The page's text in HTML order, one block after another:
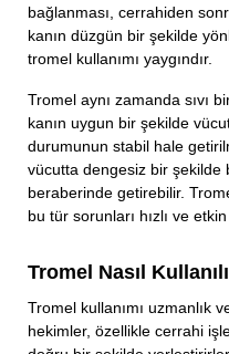
bağlanması, cerrahiden
kanın düzgün bir şekilde
tromel kullanımı yaygındır.
Tromel aynı zamanda sıvı
kanın uygun bir şekilde
durumunun stabil hale
vücutta dengesiz bir şekilde
beraberinde getirebilir.
bu tür sorunları hızlı ve
Tromel Nasıl
Tromel kullanımı uzmanlık
hekimler, özellikle cerrahi